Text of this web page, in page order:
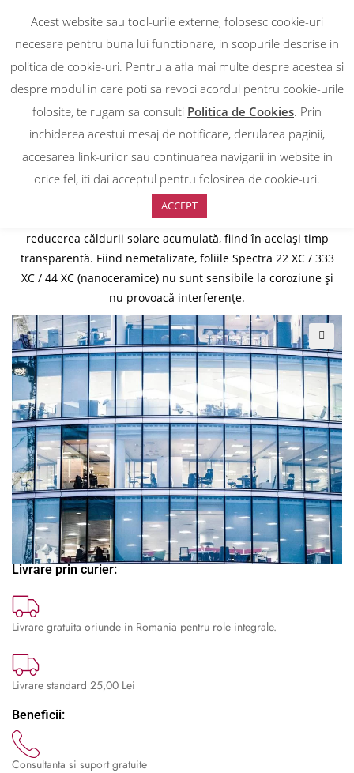
0
FOLIE PROTECTIE SOLARA
EXTERIOR SPECTRA 22 XC
Realizată pe baza celor mai noi tehnologii, folia Spectra 22
XC încorporează un compus ceramic ce îi permite
reducerea căldurii solare acumulată, fiind în același timp
transparentă. Fiind nemetalizate, foliile Spectra 22 XC / 333
XC / 44 XC (nanoceramice) nu sunt sensibile la coroziune și
nu provoacă interferențe.
🔍
Livrare prin curier:
Livrare gratuita oriunde in Romania pentru role integrale.
Livrare standard 25,00 Lei
Beneficii:
Consultanta si suport gratuite
Acest website sau tool-urile externe, folosesc cookie-uri
necesare pentru buna lui functionare, in scopurile descrise in
politica de cookie-uri. Pentru a afla mai multe despre acestea si
despre modul in care poti sa revoci acordul pentru cookie-urile
folosite, te rugam sa consulti Politica de Cookies. Prin
inchiderea acestui mesaj de notificare, derularea paginii,
accesarea link-urilor sau continuarea navigarii in website in
orice fel, iti dai acceptul pentru folosirea de cookie-uri.
ACCEPT